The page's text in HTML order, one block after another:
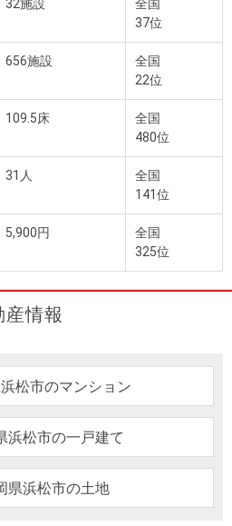
32施設
全国
37位
656施設
全国
22位
109.5床
全国
480位
31人
全国
141位
5,900円
全国
325位
情報
松市のマンション
浜松市の一戸建て
県浜松市の土地